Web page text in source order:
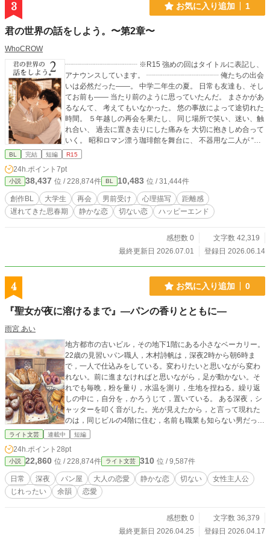
3 お気に入り追加 1
君の世界の話をしよう。〜第2章〜
WhoCROW
┈┈┈┈┈┈┈┈┈┈ ※R15 強めの回はタイトルに表記し、
アナウンスしています。 ┈┈┈┈┈┈┈┈┈┈ 俺たちの出会
いは必然だった――。 中学二年生の夏。 日常も友達も、そし
てお前も―― 当たり前のように思っていたんだ。 まさかがあ
るなんて、 考えてもいなかった。 悠の事故によって途切れた
時間。 ５年越しの再会を果たし、 同じ場所で笑い、迷い、触
れ合い、 過去に置き去りにした痛みを 大切に抱きしめ合って
いく。 昭和ロマン漂う珈琲館を舞台に、 不器用な二人が “恋
人”の形へと成長していく青春BL。 第2章。 ┈┈┈┈┈┈┈┈
て。
BL 完結 短編 R15
24h.ポイント 7pt
小説 38,437 位 / 228,874件 BL 10,483 位 / 31,444件
創作BL 大学生 再会 男前受け 心理描写
距離感
遅れてきた思春期
静かな恋 切ない恋 ハッピーエンド
感想数 0
文字数 42,319
最終更新日 2026.07.01
登録日 2026.06.14
4 お気に入り追加 0
『聖女が夜に溶けるまで』―パンの香りとともに―
雨宮 あい
地方都市の古いビル，その地下1階にある小さなベーカリー。
22歳の見習いパン職人，木村詩帆は，深夜2時から朝6時ま
で，一人で仕込みをしている。変わりたいと思いながら変わ
れない。前に進まなければと思いながら，足が動かない。そ
れでも毎晩，粉を量り，水温を測り，生地を捏ねる。繰り返
しの中に，自分を，かろうじて，置いている。 ある深夜，シ
ャッターを叩く音がした。光が見えたから，と言って現れた
のは，同じビルの4階に住む，名前も職業も知らない男だっ
た。眠れない夜に外を歩いていると，この地下の光が見え
けのことだった。 それから，彼は週に3度，深夜に来るよう
になる。パンを買う。少しだけ言葉を交わす。また来る。た
だ，それだけのことが繰り返された。でも詩帆の手は，彼が
来る夜と来ない夜で，仕込みのリズムを変えていた。身体
が，頭より先に，何かを知っていた。 包帯を巻いた夜があっ
にコーヒーカップが2つ並んだ夜があった。深夜の厨房で，2
人は話した。何について話したか，後から思い出せない。声
ライト文芸 連載中 短編
24h.ポイント 28pt
小説 22,860 位 / 228,874件 ライト文芸 310 位 / 9,587件
日常 深夜 パン屋 大人の恋愛 静かな恋 切ない
女性主人公
じれったい
余韻 恋愛
感想数 0
文字数 36,379
最終更新日 2026.04.25
登録日 2026.04.17